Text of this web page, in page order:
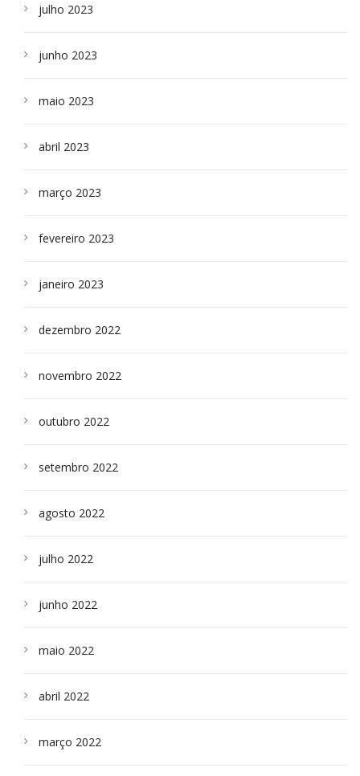
julho 2023
junho 2023
maio 2023
abril 2023
março 2023
fevereiro 2023
janeiro 2023
dezembro 2022
novembro 2022
outubro 2022
setembro 2022
agosto 2022
julho 2022
junho 2022
maio 2022
abril 2022
março 2022